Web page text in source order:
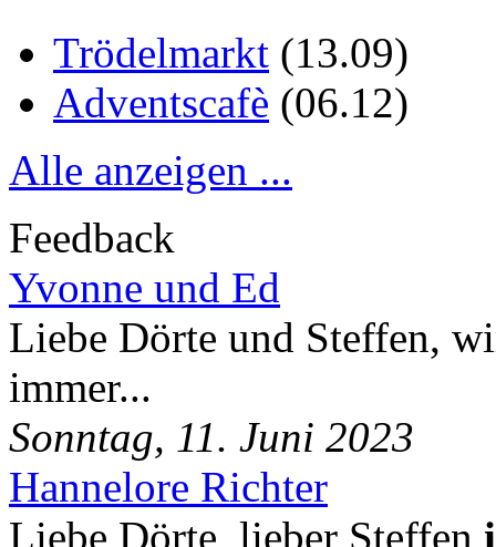
Trödelmarkt (13.09)
Adventscafè (06.12)
Alle anzeigen ...
Feedback
Yvonne und Ed
Liebe Dörte und Steffen,
immer...
Sonntag, 11. Juni 2023
Hannelore Richter
Liebe Dörte, lieber Steffen,